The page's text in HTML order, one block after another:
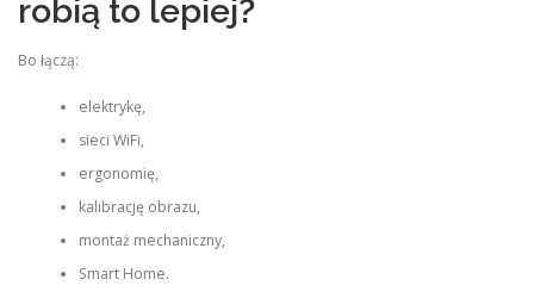
robią to lepiej?
Bo łączą:
elektrykę,
sieci WiFi,
ergonomię,
kalibrację obrazu,
montaż mechaniczny,
Smart Home.